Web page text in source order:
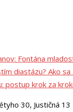
Fontána
diastázu? Ako
postup krok za
30, Justičná 13